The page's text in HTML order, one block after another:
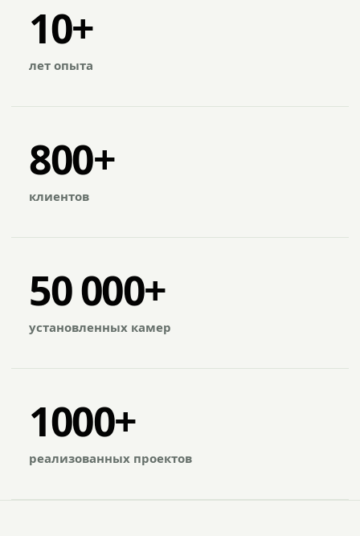
10+
лет опыта
800+
клиентов
50 000+
установленных камер
1000+
реализованных проектов